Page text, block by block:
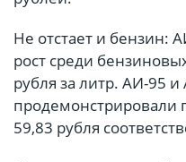
Не отстает и бензин:
рост среди
рубля за литр. АИ-95
продемонстрировали
59,83 рубля